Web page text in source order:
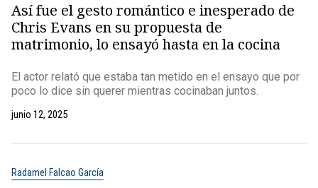
Así fue el gesto romántico e inesperado de
Chris Evans en su propuesta de
matrimonio, lo ensayó hasta en la cocina
El actor relató que estaba tan metido en el ensayo que por
poco lo dice sin querer mientras cocinaban juntos.
junio 12, 2025
Radamel Falcao García